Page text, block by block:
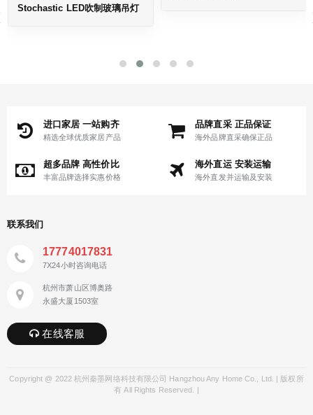
Stochastic LED吹制玻璃吊灯
进口家居 一站购齐
精选全球优质家居产品
品牌直采 正品保证
海外品牌直采确保正品
超多品牌 高性价比
丰富品牌选择实惠价格
海外直运 安装运输
海外直发并运输及安装
联系我们
17774017831
7X24小时咨询电话
杭州市萧山区博奥路
永盛大厦1503室
在线客服
Copyright @ 2022 杭州秦墨网络科技有限公司 Hangzhou Any Home Co., Ltd. | 版权所
有 All Rights Reserved. |